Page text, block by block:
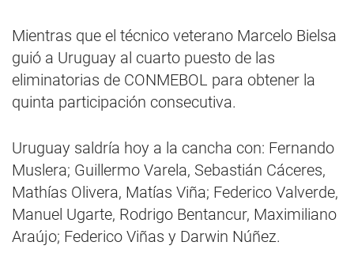
Mientras que el técnico veterano Marcelo Bielsa
guió a Uruguay al cuarto puesto de las
eliminatorias de CONMEBOL para obtener la
quinta participación consecutiva.
Uruguay saldría hoy a la cancha con: Fernando
Muslera; Guillermo Varela, Sebastián Cáceres,
Mathías Olivera, Matías Viña; Federico Valverde,
Manuel Ugarte, Rodrigo Bentancur, Maximiliano
Araújo; Federico Viñas y Darwin Núñez.